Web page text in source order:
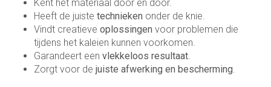
Kent het materiaal door en door.
Heeft de juiste technieken onder de knie.
Vindt creatieve oplossingen voor problemen die
tijdens het kaleien kunnen voorkomen.
Garandeert een vlekkeloos resultaat
Zorgt voor de juiste afwerking en bescherming